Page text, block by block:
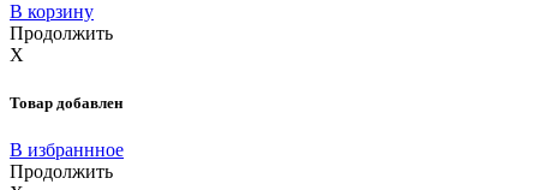
В корзину
Продолжить
X
Товар добавлен
В избраннное
Продолжить